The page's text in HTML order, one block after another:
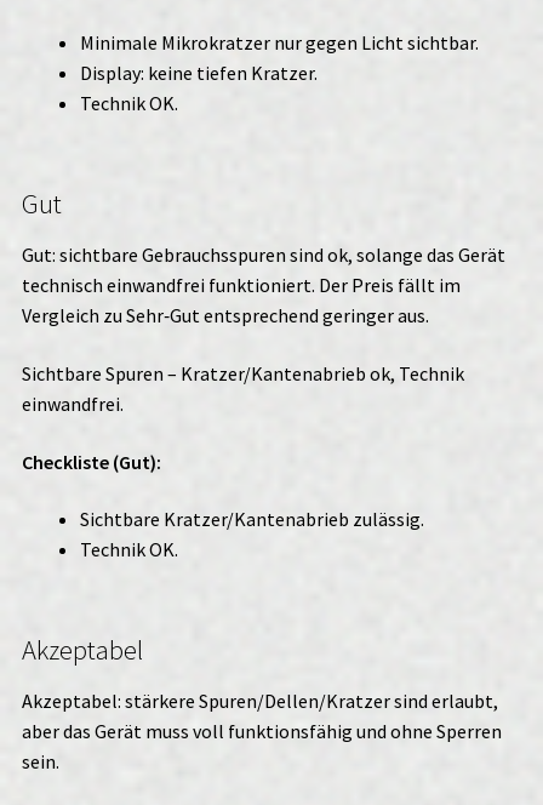
Minimale Mikrokratzer nur gegen Licht sichtbar.
Display: keine tiefen Kratzer.
Technik OK.
Gut
Gut: sichtbare Gebrauchsspuren sind ok, solange das Gerät
technisch einwandfrei funktioniert. Der Preis fällt im
Vergleich zu Sehr‑Gut entsprechend geringer aus.
Sichtbare Spuren – Kratzer/Kantenabrieb ok, Technik
einwandfrei.
Checkliste (Gut):
Sichtbare Kratzer/Kantenabrieb zulässig.
Technik OK.
Akzeptabel
Akzeptabel: stärkere Spuren/Dellen/Kratzer sind erlaubt,
aber das Gerät muss voll funktionsfähig und ohne Sperren
sein.